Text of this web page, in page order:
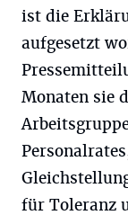
ist die
aufgesetzt
Monaten sie
für Toleranz